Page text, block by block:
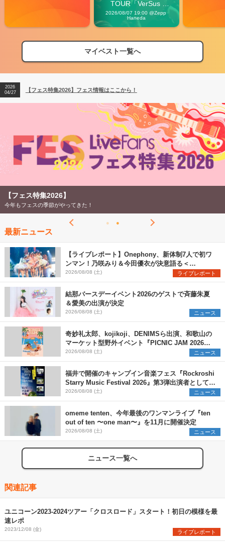
TOUR「VerSus
Carnival」
2026/08/07 19:00 @Zepp
Haneda
マイベスト一覧へ
【フェス特集2026】フェス情報はここから！
【ライブ動員ランキング】2026年上半期編発表！
2026
04/27
【フェス特集2026】フェス情報はここから！
2026
【ライブ動員ランキング】2026年上半期編発表！
【フェス特集2026】
今年もフェスの季節がやってきた！
最新ニュース
【ライブレポート】Onephony、新体制7人で初ワ
ンマン！乃咲みり＆今田優衣が決意語る＜
Onephony新体制1st Oneman Live はじまりの夏
＞
2026/08/08 (土) ライブレポート
結那バースデーイベント2026のゲストで斉藤朱夏
＆愛美の出演が決定
2026/08/08 (土) ニュース
奇妙礼太郎、kojikoji、DENIMSら出演、和歌山の
マーケット型野外イベント『PICNIC JAM 2026』
早割チケット発売開始
2026/08/08 (土) ニュース
福井で開催のキャンプイン音楽フェス『Rockroshi
Starry Music Festival 2026』第3弾出演者として
SCOOBIE DO、かりゆし58、Reiを発表
2026/08/08 (土) ニュース
omeme tenten、今年最後のワンマンライブ『ten
out of ten 〜one man〜』を11月に開催決定
2026/08/08 (土) ニュース
ニュース一覧へ
関連記事
ユニコーン2023-2024ツアー「クロスロード」スタート！初日の模様を最
速レポ
2023/12/08 (金) ライブレポート